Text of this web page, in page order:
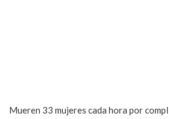
Mueren 33 mujeres cada hora por